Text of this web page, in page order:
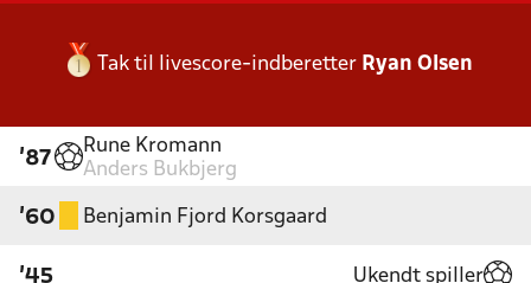
Tak til livescore-indberetter Ryan Olsen
'87
Rune Kromann
Anders Bukbjerg
'60 Benjamin Fjord Korsgaard
'45 Ukendt spiller